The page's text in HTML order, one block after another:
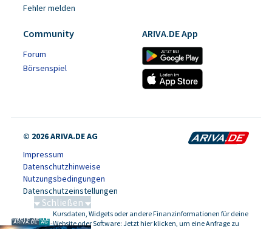
Fehler melden
Community
Forum
Börsenspiel
ARIVA.DE App
© 2026 ARIVA.DE AG
Impressum
Datenschutzhinweise
Nutzungsbedingungen
Datenschutzeinstellungen
-
Kursdaten, Widgets oder andere Finanzinformationen für deine
Website oder Software: Jetzt hier klicken, um eine Anfrage zu
Schließen
Schwere Seltene Erden